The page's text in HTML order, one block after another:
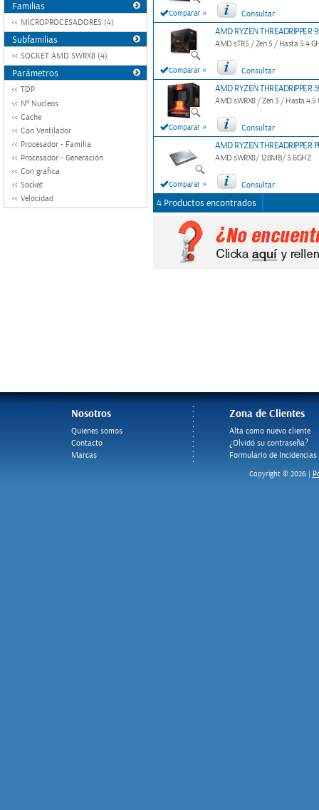
Familias
MICROPROCESADORES (4)
Subfamilias
SOCKET AMD SWRX8 (4)
Parámetros
TDP
Nº Nucleos
Cache
Con Ventilador
Procesador - Familia
Procesador - Generación
Con grafica
Socket
Velocidad
Comparar » Consultar
Comparar »
AMD RYZEN THREADRIPPER
AMD sTR5 / Zen 5 / Hasta 5.4
Consultar
Comparar »
AMD RYZEN THREADRIPPER
AMD sWRX8 / Zen 3 / Hasta 4.5
Consultar
Comparar »
AMD RYZEN THREADRIPPER
AMD sWRX8/ 128MB/ 3.6GHZ
Consultar
4 Productos encontrados
Nosotros
Quienes somos
Contacto
Marcas
Zona de Clientes
Alta como nuevo cliente
¿Olvidó su contraseña?
Formulario de Incidencias
Copyright © 2026 |